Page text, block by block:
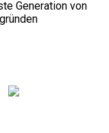
Generation von